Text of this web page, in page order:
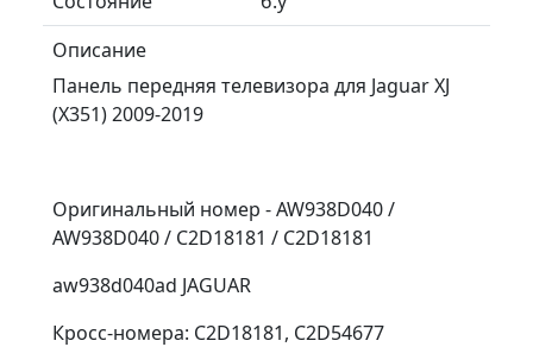
Описание
Панель передняя телевизора для Jaguar XJ
(X351) 2009-2019
Оригинальный номер - AW938D040 /
AW938D040 / C2D18181 / C2D18181
аw938d040аd JAGUАR
Крocc-номepа: C2D18181, C2D54677